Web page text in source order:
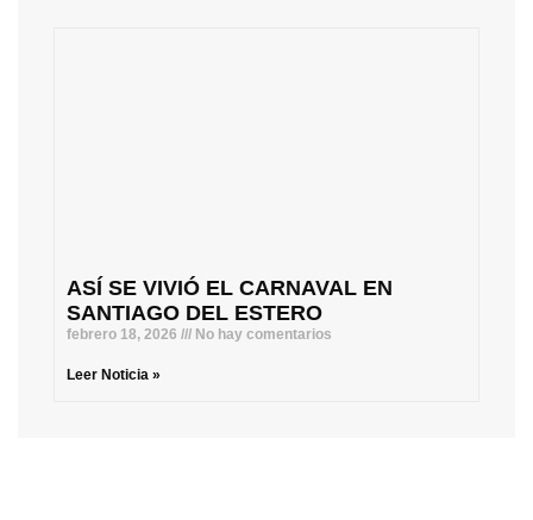
ASÍ SE VIVIÓ EL CARNAVAL EN
SANTIAGO DEL ESTERO
febrero 18, 2026 No hay comentarios
Leer Noticia »